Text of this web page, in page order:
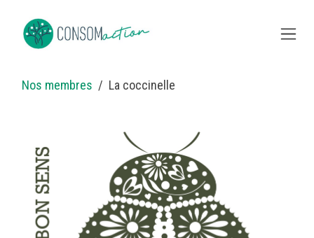
Nos membres La coccinelle